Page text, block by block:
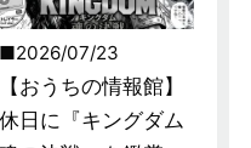
2026/07/23
【おうちの情報館】
休日に『キングダム